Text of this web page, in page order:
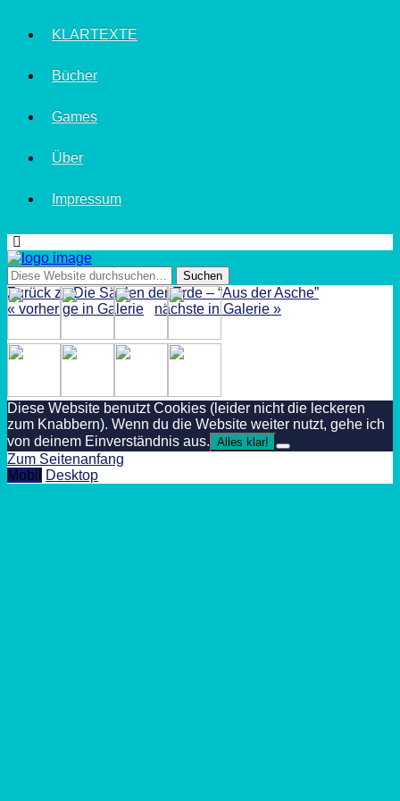
KLARTEXTE
Bücher
Games
Über
Impressum
Zurück zu Die Säulen der Erde – “Aus der Asche”
« vorherige in Galerie
nächste in Galerie »
Diese Website benutzt Cookies (leider nicht die leckeren
zum Knabbern). Wenn du die Website weiter nutzt, gehe ich
von deinem Einverständnis aus. Alles klar!
Zum Seitenanfang
Mobil
Desktop